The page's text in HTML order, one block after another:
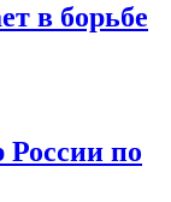
в борьбе
России по